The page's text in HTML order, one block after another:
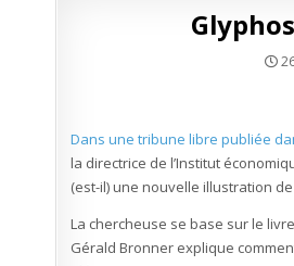
Dans une tribune libre publiée
la directrice de l’Institut
(est-il) une nouvelle illustration
La chercheuse se base sur le
Gérald Bronner explique